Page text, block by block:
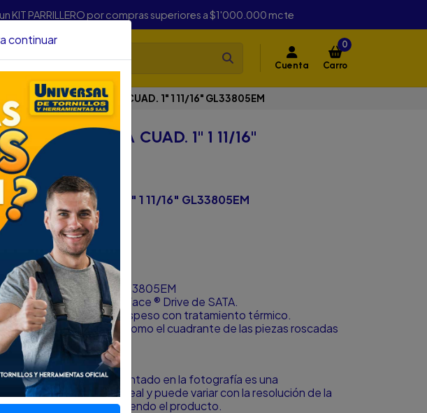
PARRILLERO por compras superiores a $1'000.000 mcte
Cuenta
0
Carro
COPA IMPACTO SATA CUAD. 1" 1 11/16" GL33805EM
IMPACTO SATA CUAD. 1" 1 11/16"
SATA CUAD. 1" 1 11/16" GL33805EM
de acero especial S2.
de 1" 1 11/16" GL33805EM
con la tecnología Surface ® Drive de SATA.
con paredes de poco espeso con tratamiento térmico.
tanto la herramienta como el cuadrante de las piezas roscadas
ajustan con ellas.
color y el tamaño presentado en la fotografía es una
al color y tamaño real y puede variar con la resolución de la
desde donde se está viendo el producto.
continuar